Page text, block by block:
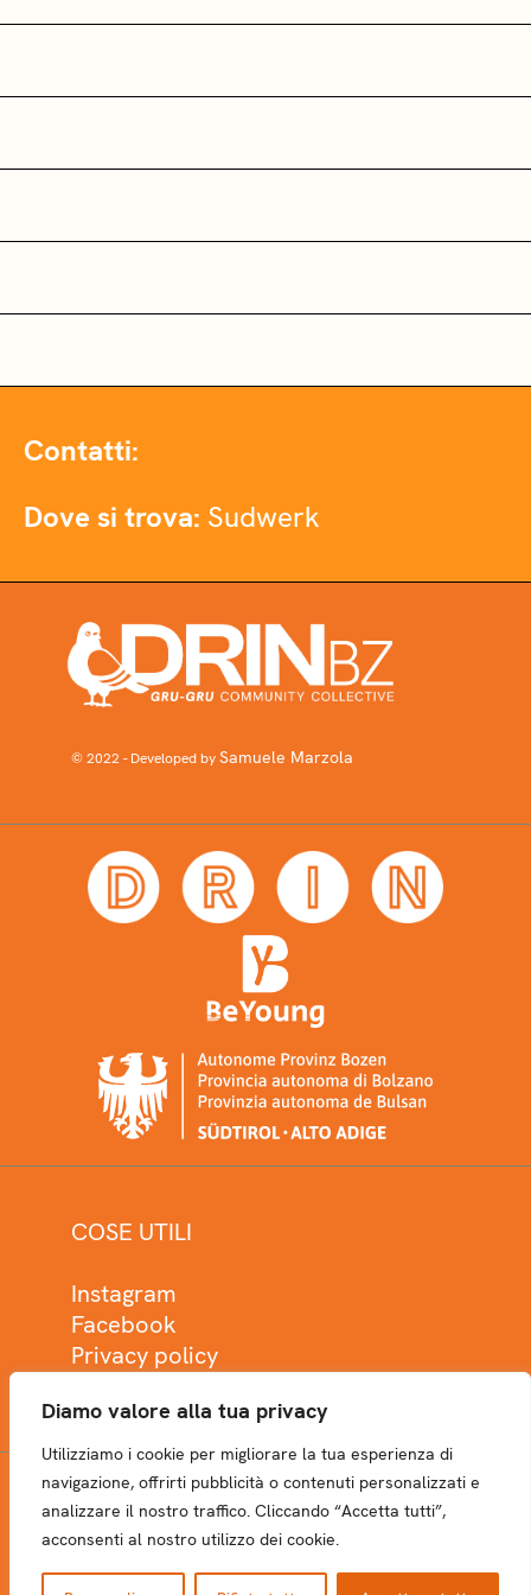
Diamo valore alla tua privacy
Utilizziamo i cookie per migliorare la tua esperienza di
navigazione, offrirti pubblicità o contenuti personalizzati e
analizzare il nostro traffico. Cliccando “Accetta tutti”,
acconsenti al nostro utilizzo dei cookie.
Contatti:
Dove si trova: Sudwerk
© 2022 - Developed bySamuele Marzola
COSE UTILI
Instagram
Facebook
Privacy policy
NEWSLETTER